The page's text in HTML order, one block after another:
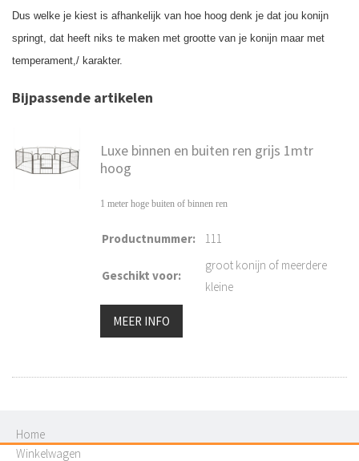
Dus welke je kiest is afhankelijk van hoe hoog denk je dat jou konijn
springt, dat heeft niks te maken met grootte van je konijn maar met
temperament,/ karakter.
Bijpassende artikelen
Luxe binnen en buiten ren grijs 1mtr
hoog
1 meter hoge buiten of binnen ren
Productnummer: 111
Geschikt voor:
groot konijn of meerdere
kleine
MEER INFO
Home
Winkelwagen